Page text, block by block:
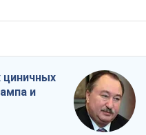
циничных
и